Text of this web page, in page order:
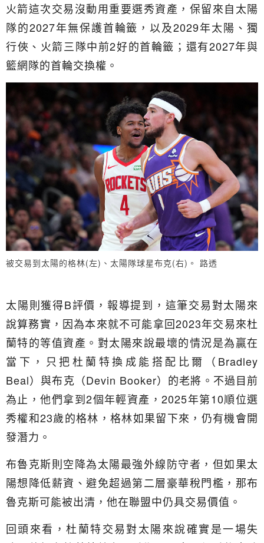
火箭這次交易沒動用重要選秀資產，保留來自太陽
隊的2027年無保護首輪籤，以及2029年太陽、獨
行俠、火箭三隊中前2好的首輪籤；還有2027年與
籃網隊的首輪交換權。
被交易到太陽的格林(左)、太陽隊球星布克(右)。 路透
太陽則獲得B評價，報導提到，這筆交易對太陽來
說算務實，因為本來就不可能拿回2023年交易來杜
蘭特的等值資產。對太陽來說最壞的情況是為贏在
當下，只把杜蘭特換成能搭配比爾（Bradley
Beal）與布克（Devin Booker）的老將。不過目前
為止，他們拿到2個年輕資產，2025年第10順位選
秀權和23歲的格林，格林如果留下來，仍有機會開
發潛力。
布魯克斯則空降為太陽最強外線防守者，但如果太
陽想降低薪資、避免超過第二層豪華稅門檻，那布
魯克斯可能被出清，他在聯盟中仍具交易價值。
回頭來看，杜蘭特交易對太陽來說確實是一場失